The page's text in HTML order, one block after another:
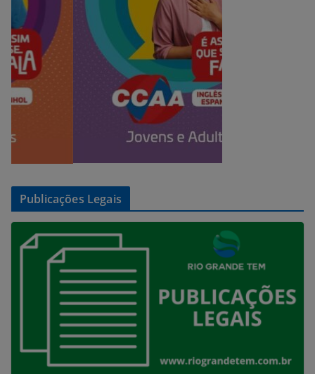
Publicações Legais